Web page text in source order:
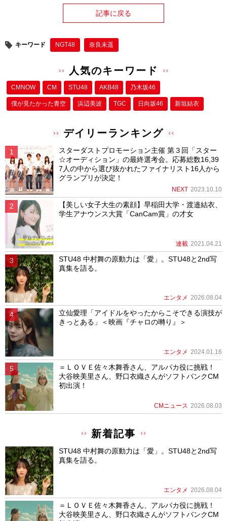
記事に戻る
キーワード NGT48 奈良未遥
人気のキーワード
CMNOW CM STU48 AKB48 乃木坂46
僕が⾒たかった⻘空 浜辺美波 TGC 日向坂46 新垣結衣
デイリーランキング
スターダストプロモーション主催 第３回「スター
☆オーディション」の最終選考会。応募総数16,39
7人の中から選び抜かれたファイナリスト16人から
グランプリが決定！
NEXT 2023.10.10
【美しい女子大生の素顔】早稲田大学・渡邉結衣、
学生アナウンス大賞「CanCam賞」の才女
連載 2021.04.21
STU48 中村舞の原動力は「愛」。STU48と2nd写
真集を語る。
エンタメ 2026.08.04
立仙愛理「アイドルをやったからこそできる演技が
きっとある」＜映画『チャロの囀り』＞
エンタメ 2024.01.16
＝ＬＯＶＥ佐々木舞香さん、アルパカ役に挑戦！
大谷映美里さん、野口衣織さんがソフトバンクCM
初出演！
CMニュース 2026.08.03
新着記事
STU48 中村舞の原動力は「愛」。STU48と2nd写
真集を語る。
エンタメ 2026.08.04
＝ＬＯＶＥ佐々木舞香さん、アルパカ役に挑戦！
大谷映美里さん、野口衣織さんがソフトバンクCM